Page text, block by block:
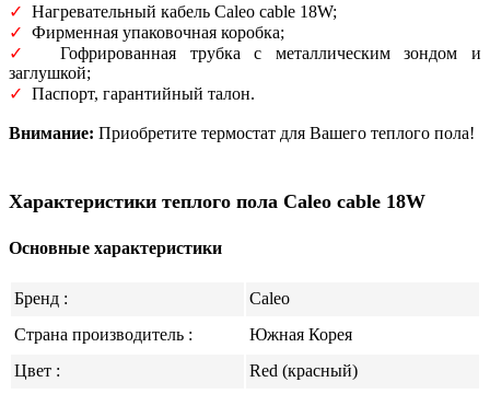
✓ Нагревательный кабель Caleo cable 18W;
✓ Фирменная упаковочная коробка;
✓
Гофрированная трубка с металлическим зондом и
заглушкой;
✓ Паспорт, гарантийный талон.
Внимание: Приобретите термостат для Вашего теплого пола!
Характеристики теплого пола Caleo cable 18W
Основные характеристики
Бренд :
Caleo
Страна производитель :
Южная Корея
Цвет :
Red (красный)